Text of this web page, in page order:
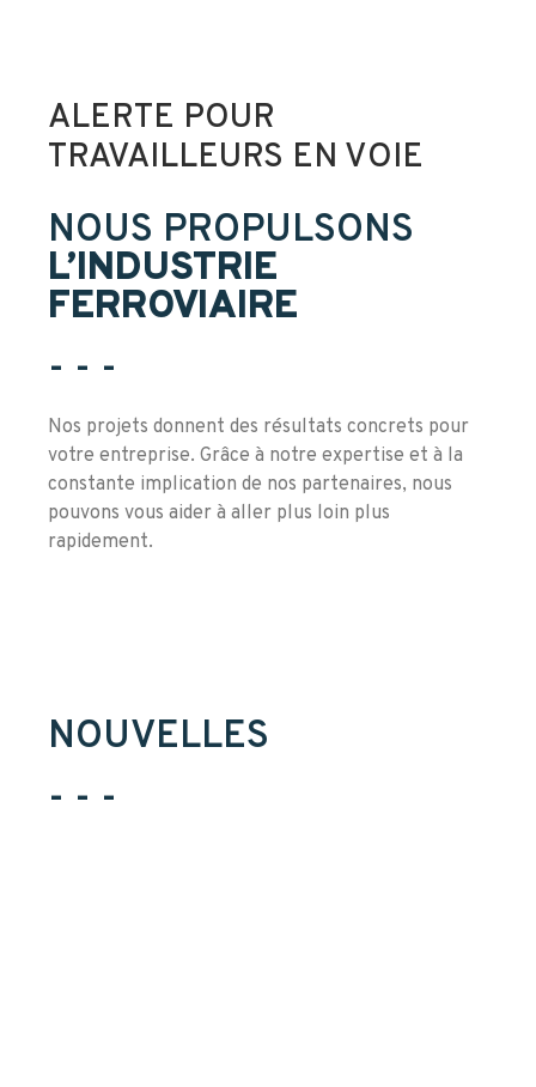
ALERTE POUR
TRAVAILLEURS EN VOIE
NOUS PROPULSONS
L’INDUSTRIE
FERROVIAIRE
- - -
Nos projets donnent des résultats concrets pour
votre entreprise. Grâce à notre expertise et à la
constante implication de nos partenaires, nous
pouvons vous aider à aller plus loin plus
rapidement.
NOUVELLES
- - -